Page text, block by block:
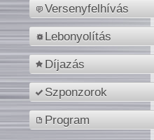
Versenyfelhívás
Lebonyolítás
Díjazás
Szponzorok
Program